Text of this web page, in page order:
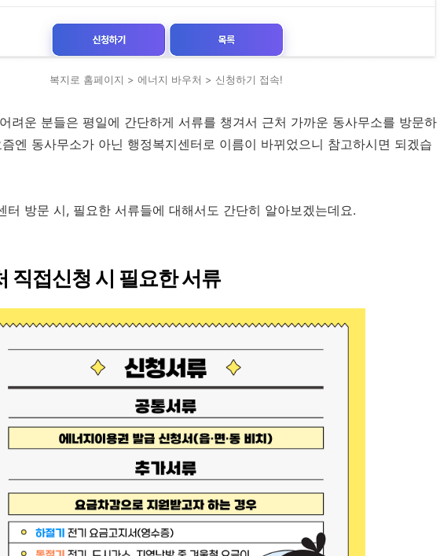
복지로 홈페이지 > 에너지 바우처 > 신청하기 접속!
려운 분들은 평일에 간단하게 서류를 챙겨서 근처 가까운 동사무소를 방문하
엔 동사무소가 아닌 행정복지센터로 이름이 바뀌었으니 참고하시면 되겠습
터 방문 시, 필요한 서류들에 대해서도 간단히 알아보겠는데요.
직접신청 시 필요한 서류